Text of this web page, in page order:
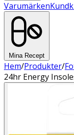
Varumärken
Mina Recept
Hem/Produkter/
24hr Energy